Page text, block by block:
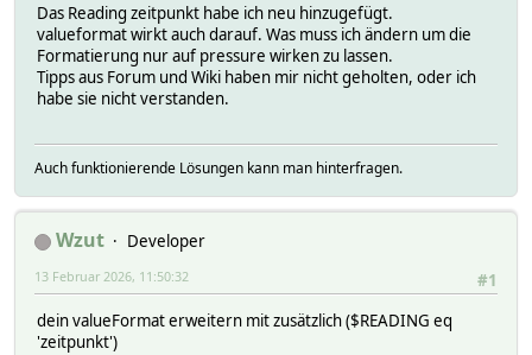
Das Reading zeitpunkt habe ich neu hinzugefügt.
valueformat wirkt auch darauf. Was muss ich ändern um die
Formatierung nur auf pressure wirken zu lassen.
Tipps aus Forum und Wiki haben mir nicht geholten, oder ich
habe sie nicht verstanden.
Auch funktionierende Lösungen kann man hinterfragen.
Wzut
Developer
#1
13 Februar 2026, 11:50:32
dein valueFormat erweitern mit zusätzlich ($READING eq
'zeitpunkt')